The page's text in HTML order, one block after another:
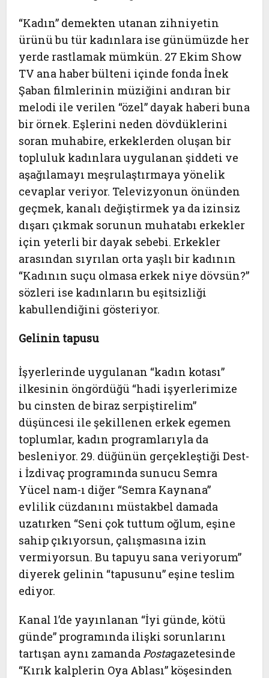
“Kadın” demekten utanan zihniyetin
ürünü bu tür kadınlara ise günümüzde her
yerde rastlamak mümkün. 27 Ekim Show
TV ana haber bülteni içinde fonda İnek
Şaban filmlerinin müziğini andıran bir
melodi ile verilen “özel” dayak haberi buna
bir örnek. Eşlerini neden dövdüklerini
soran muhabire, erkeklerden oluşan bir
topluluk kadınlara uygulanan şiddeti ve
aşağılamayı meşrulaştırmaya yönelik
cevaplar veriyor. Televizyonun önünden
geçmek, kanalı değiştirmek ya da izinsiz
dışarı çıkmak sorunun muhatabı erkekler
için yeterli bir dayak sebebi. Erkekler
arasından sıyrılan orta yaşlı bir kadının
“Kadının suçu olmasa erkek niye dövsün?”
sözleri ise kadınların bu eşitsizliği
kabullendiğini gösteriyor.
Gelinin tapusu
İşyerlerinde uygulanan “kadın kotası”
ilkesinin öngördüğü “hadi işyerlerimize
bu cinsten de biraz serpiştirelim”
düşüncesi ile şekillenen erkek egemen
toplumlar, kadın programlarıyla da
besleniyor. 29. düğünün gerçekleştiği Dest-
i İzdivaç programında sunucu Semra
Yücel nam-ı diğer “Semra Kaynana”
evlilik cüzdanını müstakbel damada
uzatırken “Seni çok tuttum oğlum, eşine
sahip çıkıyorsun, çalışmasına izin
vermiyorsun. Bu tapuyu sana veriyorum”
diyerek gelinin “tapusunu” eşine teslim
ediyor.
Kanal 1’de yayınlanan “İyi günde, kötü
günde” programında ilişki sorunlarını
tartışan aynı zamandaPostagazetesinde
“Kırık kalplerin Oya Ablası” köşesinden